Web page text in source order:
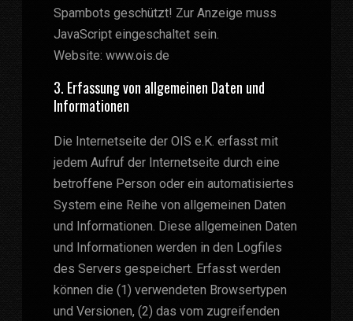
Spambots geschützt! Zur Anzeige muss
JavaScript eingeschaltet sein.
Website: www.ois.de
3. Erfassung von allgemeinen Daten und
Informationen
Die Internetseite der OIS e.K. erfasst mit
jedem Aufruf der Internetseite durch eine
betroffene Person oder ein automatisiertes
System eine Reihe von allgemeinen Daten
und Informationen. Diese allgemeinen Daten
und Informationen werden in den Logfiles
des Servers gespeichert. Erfasst werden
können die (1) verwendeten Browsertypen
und Versionen, (2) das vom zugreifenden